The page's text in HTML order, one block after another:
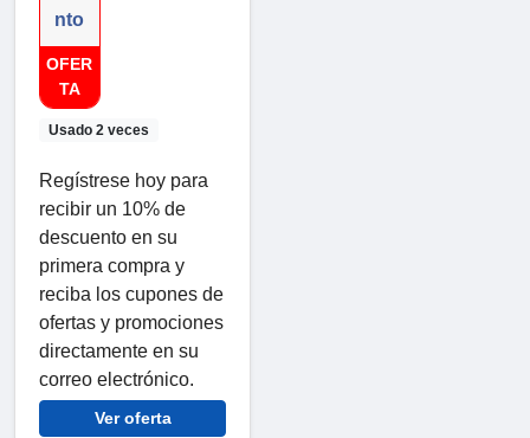
nto
OFER
TA
Usado 2 veces
Regístrese hoy para
recibir un 10% de
descuento en su
primera compra y
reciba los cupones de
ofertas y promociones
directamente en su
correo electrónico.
Ver oferta